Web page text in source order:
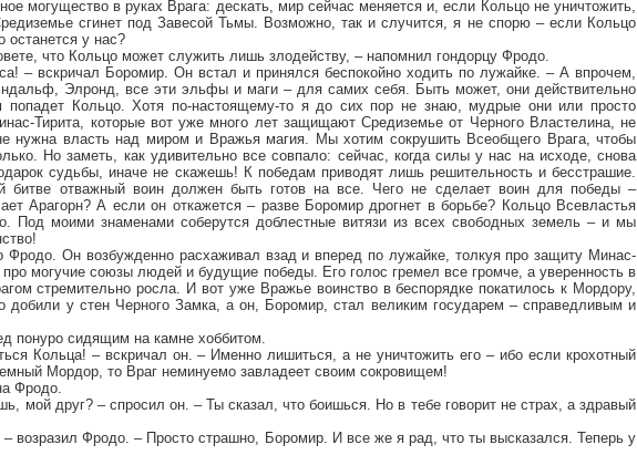
могущество в руках Врага: дескать, мир сейчас меняется и, если Кольцо не уничтожить,
сгинет под Завесой Тьмы. Возможно, так и случится, я не спорю – если Кольцо
останется у нас?
что Кольцо может служить лишь злодейству, – напомнил гондорцу Фродо.
– вскричал Боромир. Он встал и принялся беспокойно ходить по лужайке. – А впрочем,
Элронд, все эти эльфы и маги – для самих себя. Быть может, они действительно
попадет Кольцо. Хотя по-настоящему-то я до сих пор не знаю, мудрые они или просто
Тирита, которые вот уже много лет защищают Средиземье от Черного Властелина, не
нужна власть над миром и Вражья магия. Мы хотим сокрушить Всеобщего Врага, чтобы
Но заметь, как удивительно все совпало: сейчас, когда силы у нас на исходе, снова
судьбы, иначе не скажешь! К победам приводят лишь решительность и бесстрашие.
битве отважный воин должен быть готов на все. Чего не сделает воин для победы –
Арагорн? А если он откажется – разве Боромир дрогнет в борьбе? Кольцо Всевластья
Под моими знаменами соберутся доблестные витязи из всех свободных земель – и мы
Фродо. Он возбужденно расхаживал взад и вперед по лужайке, толкуя про защиту Минас-
про могучие союзы людей и будущие победы. Его голос гремел все громче, а уверенность в
стремительно росла. И вот уже Вражье воинство в беспорядке покатилось к Мордору,
добили у стен Черного Замка, а он, Боромир, стал великим государем – справедливым и
понуро сидящим на камне хоббитом.
Кольца! – вскричал он. – Именно лишиться, а не уничтожить его – ибо если крохотный
Мордор, то Враг неминуемо завладеет своим сокровищем!
Фродо.
мой друг? – спросил он. – Ты сказал, что боишься. Но в тебе говорит не страх, а здравый
возразил Фродо. – Просто страшно, Боромир. И все же я рад, что ты высказался. Теперь у